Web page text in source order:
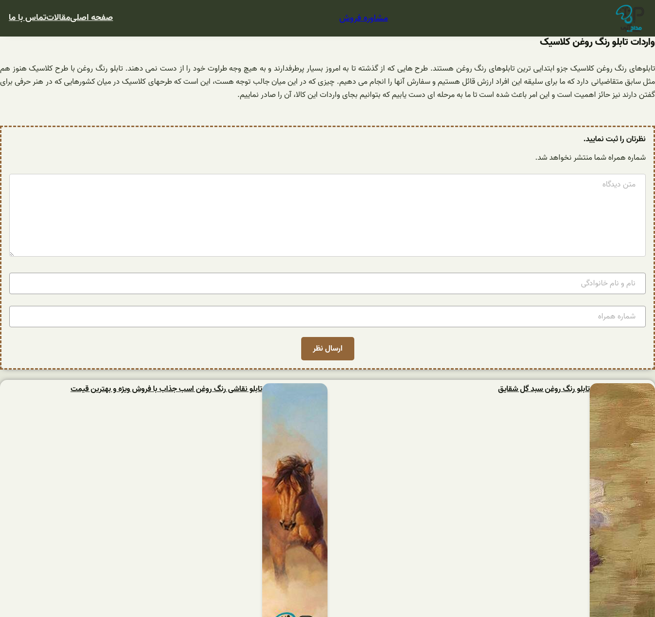
محتوا
مشاوره فروش صفحه اصلیمقالاتتماس با ما
واردات تابلو رنگ روغن کلاسیک
تابلوهای رنگ روغن کلاسیک جزو ابتدایی ترین تابلوهای رنگ روغن هستند. طرح هایی که از گذشته تا به امروز بسیار پرطرفدارند و به هیچ وجه طراوت خود را از دست نمی دهند. تابلو رنگ روغن با طرح کلاسیک هنوز هم
مثل سابق متقاضیانی دارد که ما برای سلیقه این افراد ارزش قائل هستیم و سفارش آنها را انجام می دهیم. چیزی که در این میان جالب توجه هست، این است که طرحهای کلاسیک در میان کشورهایی که در هنر حرفی برای
گفتن دارند نیز حائز اهمیت است و این امر باعث شده است تا ما به مرحله ای دست یابیم که بتوانیم بجای واردات این کالا، آن را صادر نماییم.
نظرتان را ثبت نمایید.
شماره همراه شما منتشر نخواهد شد.
تابلو رنگ روغن سبد گل شقایق تابلو نقاشی رنگ روغن اسب جذاب با فروش ویژه و بهترین قیمت